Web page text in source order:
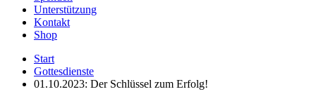
Unterstützung
Kontakt
Shop
Start
Gottesdienste
01.10.2023: Der Schlüssel zum Erfolg!